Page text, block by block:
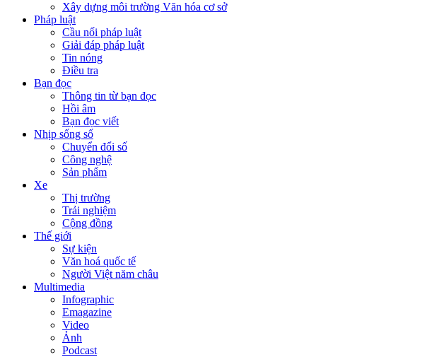
Xây dựng môi trường Văn hóa cơ sở
Pháp luật
Cầu nối pháp luật
Giải đáp pháp luật
Tin nóng
Điều tra
Bạn đọc
Thông tin từ bạn đọc
Hồi âm
Bạn đọc viết
Nhịp sống số
Chuyển đổi số
Công nghệ
Sản phẩm
Xe
Thị trường
Trải nghiệm
Cộng đồng
Thế giới
Sự kiện
Văn hoá quốc tế
Người Việt năm châu
Multimedia
Infographic
Emagazine
Video
Ảnh
Podcast